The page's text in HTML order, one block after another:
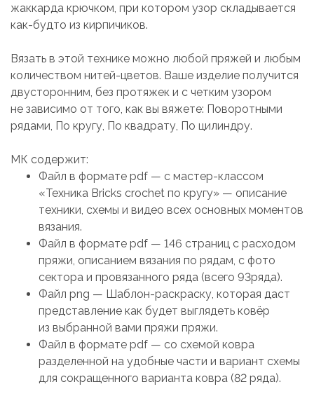
жаккарда крючком, при котором узор складывается
как-будто из кирпичиков.
Вязать в этой технике можно любой пряжей и любым
количеством нитей-цветов. Ваше изделие получится
двусторонним, без протяжек и с четким узором
не зависимо от того, как вы вяжете: Поворотными
рядами, По кругу, По квадрату, По цилиндру.
МК содержит:
Файл в формате pdf — с мастер-классом
«Техника Bricks crochet по кругу» — описание
техники, схемы и видео всех основных моментов
вязания.
Файл в формате pdf — 146 страниц с расходом
пряжи, описанием вязания по рядам, с фото
сектора и провязанного ряда (всего 93ряда).
Файл png — Шаблон-раскраску, которая даст
представление как будет выглядеть ковёр
из выбранной вами пряжи пряжи.
Файл в формате pdf — со схемой ковра
разделенной на удобные части и вариант схемы
для сокращенного варианта ковра (82 ряда).